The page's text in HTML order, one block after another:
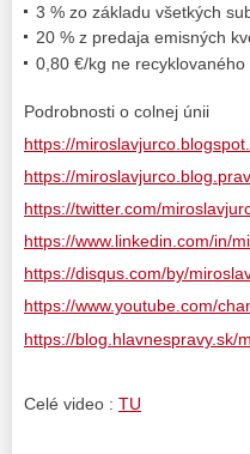
3 % zo základu všetkých
20 % z predaja emisných
0,80 €/kg ne
Podrobnosti o colnej únii
https://
https://
https://twitter.com/
https://www.linkedin.com/in/
https://disqus.com/by/
https://www.youtube.com/
https://blog.hlavnespravy.sk/
Celé video : TU